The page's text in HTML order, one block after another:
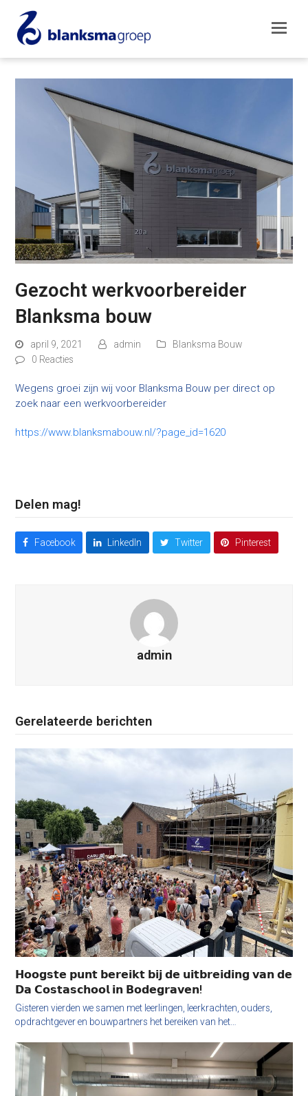
Gezocht werkvoorbereider
Blanksma bouw
april 9, 2021 admin
Blanksma Bouw
0 Reacties
Wegens groei zijn wij voor Blanksma Bouw per direct op
zoek naar een werkvoorbereider
https://www.blanksmabouw.nl/?page_id=1620
Delen mag!
Facebook LinkedIn Twitter Pinterest
admin
Gerelateerde berichten
𝗛𝗼𝗼𝗴𝘀𝘁𝗲 𝗽𝘂𝗻𝘁 𝗯𝗲𝗿𝗲𝗶𝗸𝘁 𝗯𝗶𝗷 𝗱𝗲 𝘂𝗶𝘁𝗯𝗿𝗲𝗶𝗱𝗶𝗻𝗴 𝘃𝗮𝗻 𝗱𝗲
𝗗𝗮 𝗖𝗼𝘀𝘁𝗮𝘀𝗰𝗵𝗼𝗼𝗹 𝗶𝗻 𝗕𝗼𝗱𝗲𝗴𝗿𝗮𝘃𝗲𝗻!
Gisteren vierden we samen met leerlingen, leerkrachten, ouders,
opdrachtgever en bouwpartners het bereiken van het…